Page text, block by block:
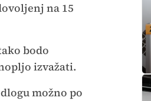
na 15
bodo
izvažati.
možno po